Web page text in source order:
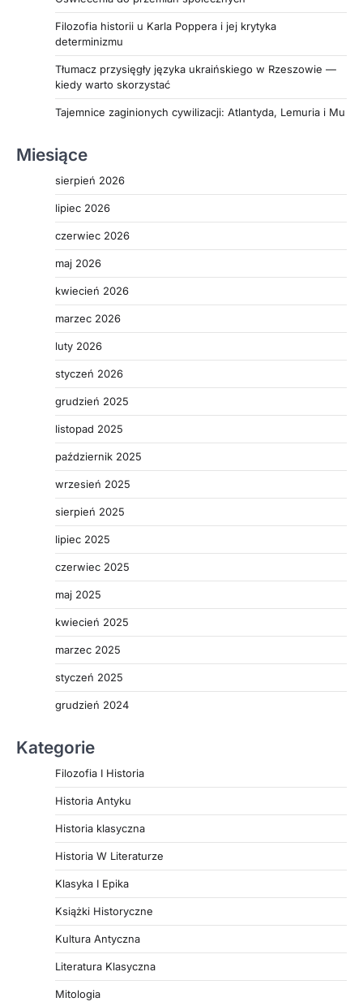
Filozofia historii u Karla Poppera i jej krytyka
determinizmu
Tłumacz przysięgły języka ukraińskiego w Rzeszowie —
kiedy warto skorzystać
Tajemnice zaginionych cywilizacji: Atlantyda, Lemuria i Mu
Miesiące
sierpień 2026
lipiec 2026
czerwiec 2026
maj 2026
kwiecień 2026
marzec 2026
luty 2026
styczeń 2026
grudzień 2025
listopad 2025
październik 2025
wrzesień 2025
sierpień 2025
lipiec 2025
czerwiec 2025
maj 2025
kwiecień 2025
marzec 2025
styczeń 2025
grudzień 2024
Kategorie
Filozofia I Historia
Historia Antyku
Historia klasyczna
Historia W Literaturze
Klasyka I Epika
Książki Historyczne
Kultura Antyczna
Literatura Klasyczna
Mitologia